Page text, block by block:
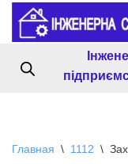
Перейти
содержимому
Главная \ 1112 \